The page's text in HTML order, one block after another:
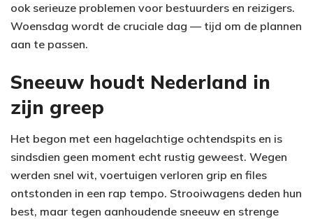
ook serieuze problemen voor bestuurders en reizigers.
Woensdag wordt de cruciale dag — tijd om de plannen
aan te passen.
Sneeuw houdt Nederland in
zijn greep
Het begon met een hagelachtige ochtendspits en is
sindsdien geen moment echt rustig geweest. Wegen
werden snel wit, voertuigen verloren grip en files
ontstonden in een rap tempo. Strooiwagens deden hun
best, maar tegen aanhoudende sneeuw en strenge